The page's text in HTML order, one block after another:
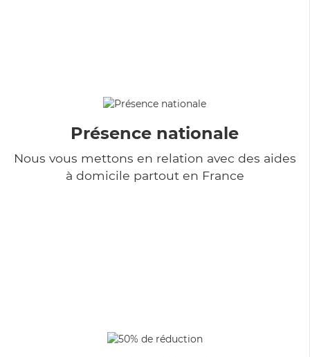
Présence nationale
Nous vous mettons en relation avec des aides
à domicile partout en France